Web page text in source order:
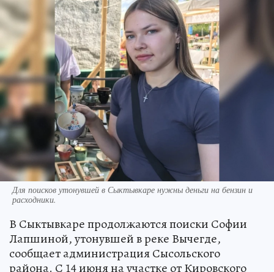
Для поисков утонувшей в Сыктывкаре нужны деньги на бензин и
расходники.
В Сыктывкаре продолжаются поиски Софии
Лапшиной, утонувшей в реке Вычегде,
сообщает администрация Сысольского
района. С 14 июня на участке от Кировского